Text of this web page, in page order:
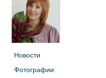
Новости
Фотографии